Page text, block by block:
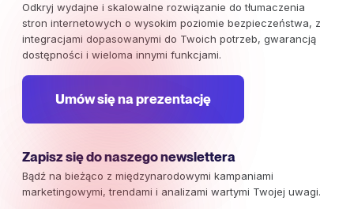
Odkryj wydajne i skalowalne rozwiązanie do tłumaczenia
stron internetowych o wysokim poziomie bezpieczeństwa, z
integracjami dopasowanymi do Twoich potrzeb, gwarancją
dostępności i wieloma innymi funkcjami.
Umów się na prezentację
Zapisz się do naszego newslettera
Bądź na bieżąco z międzynarodowymi kampaniami
marketingowymi, trendami i analizami wartymi Twojej uwagi.